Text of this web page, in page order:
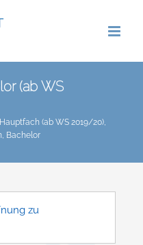
(ab WS
(ab WS 2019/20),
Bachelor
zu